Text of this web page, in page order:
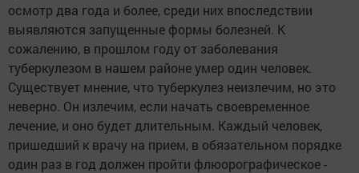
осмотр два года и более, среди них впоследствии
выявляются запущенные формы болезней. К
сожалению, в прошлом году от заболевания
туберкулезом в нашем районе умер один человек.
Существует мнение, что туберкулез неизлечим, но это
неверно. Он излечим, если начать свое­временное
лечение, и оно будет длительным. Каждый человек,
пришедший к врачу на прием, в обязательном порядке
один раз в год должен пройти флюорографическое ­